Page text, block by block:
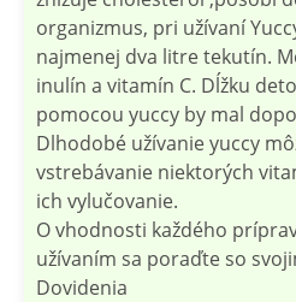
organizmus, pri užívaní
najmenej dva litre tekutín.
inulín a vitamín C. Dĺžku
pomocou yuccy by mal
Dlhodobé užívanie yuccy
vstrebávanie niektorých
ich vylučovanie.
O vhodnosti každého
užívaním sa poraďte so
Dovidenia